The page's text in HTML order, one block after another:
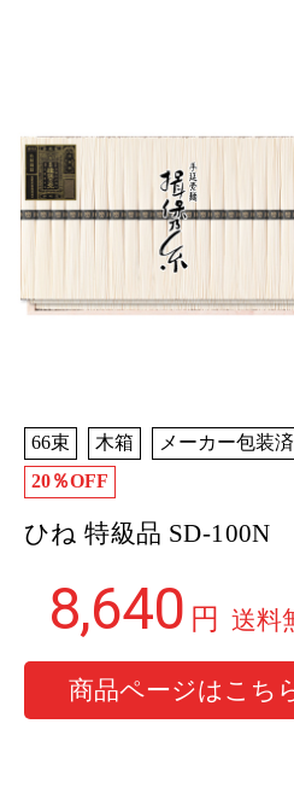
66束 木箱
メーカー包装済
20％OFF
ひね 特級品 SD-100N
8,640 円